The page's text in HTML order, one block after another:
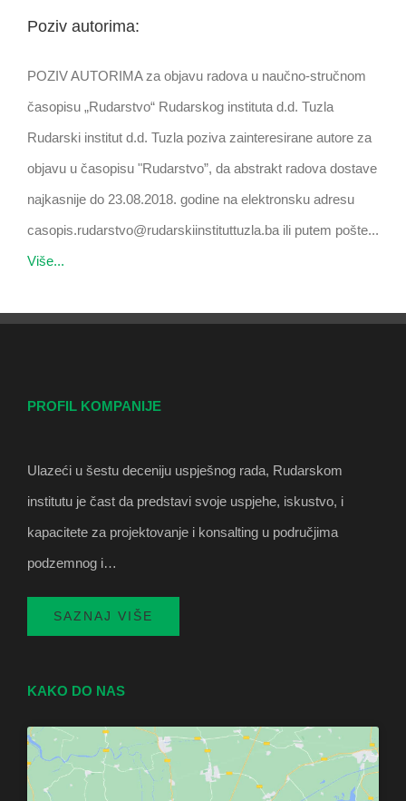
Poziv autorima:
POZIV AUTORIMA za objavu radova u naučno-stručnom
časopisu „Rudarstvo“ Rudarskog instituta d.d. Tuzla
Rudarski institut d.d. Tuzla poziva zainteresirane autore za
objavu u časopisu "Rudarstvo”, da abstrakt radova dostave
najkasnije do 23.08.2018. godine na elektronsku adresu
casopis.rudarstvo@rudarskiinstituttuzla.ba ili putem pošte...
Više...
PROFIL KOMPANIJE
Ulazeći u šestu deceniju uspješnog rada, Rudarskom
institutu je čast da predstavi svoje uspjehe, iskustvo, i
kapacitete za projektovanje i konsalting u područjima
podzemnog i…
SAZNAJ VIŠE
KAKO DO NAS